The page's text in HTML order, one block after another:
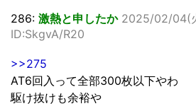
286: 激熱と申したか 2025/02/04(
ID:SkgvA/R20
>>275
AT6回入って全部300枚以下やわ
駆け抜けも余裕や